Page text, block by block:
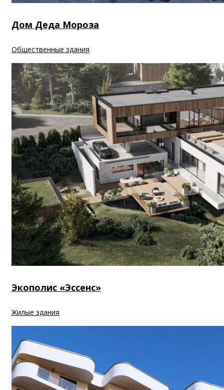
Дом Деда Мороза
Общественные здания
Экополис «Эссенс»
Жилые здания